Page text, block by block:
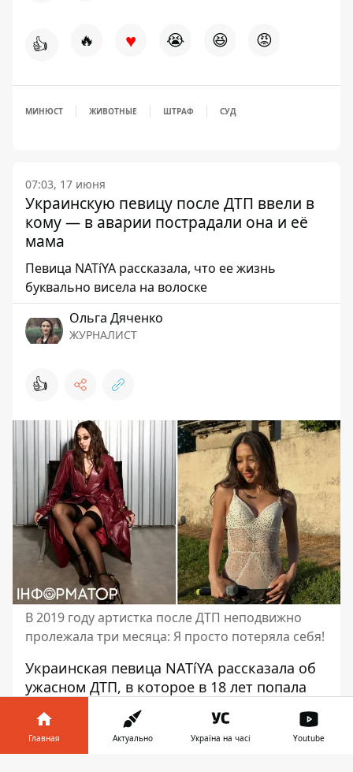
👍 🔥 ♥ 😭 😆 😡
МИНЮСТ ЖИВОТНЫЕ ШТРАФ СУД
07:03, 17 июня
Украинскую певицу после ДТП ввели в
кому — в аварии пострадали она и её
мама
Певица NATíYA рассказала, что ее жизнь
буквально висела на волоске
Ольга Дяченко
ЖУРНАЛИСТ
👍
В 2019 году артистка после ДТП неподвижно
пролежала три месяца: Я просто потеряла себя!
Украинская певица NATíYA рассказала об
ужасном ДТП, в которое в 18 лет попала
вместе со своей семьей в Грузии,
искусственной коме после него,
которой инаходилась неделю, и тяжелой
Главная Актуально Україна на часі Youtube